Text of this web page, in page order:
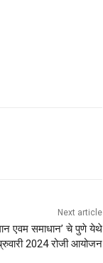
Next article
एवम समाधान’ चे पुणे येथे
2024 रोजी आयोजन